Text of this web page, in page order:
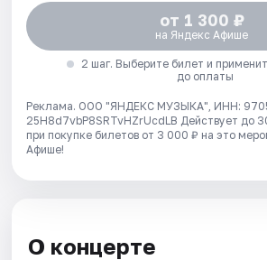
от 1 300 ₽
на Яндекс Афише
2 шаг. Выберите билет и
до оплаты
Реклама. ООО "ЯНДЕКС МУЗЫКА", ИНН:
25H8d7vbP8SRTvHZrUcdLB Действует до
при покупке билетов от 3 000 ₽ на это
Афише!
О концерте